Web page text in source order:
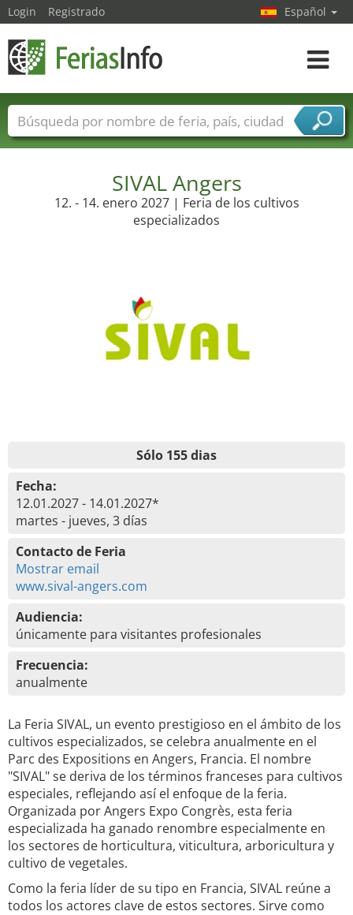
SIVAL Angers
12. - 14. enero 2027 | Feria de los cultivos
especializados
Sólo 155 dias
Fecha:
12.01.2027 - 14.01.2027*
martes - jueves, 3 días
Contacto de Feria
Mostrar email
www.sival-angers.com
Audiencia:
únicamente para visitantes profesionales
Frecuencia:
anualmente
La Feria SIVAL, un evento prestigioso en el ámbito de los
cultivos especializados, se celebra anualmente en el
Parc des Expositions en Angers, Francia. El nombre
"SIVAL" se deriva de los términos franceses para cultivos
especiales, reflejando así el enfoque de la feria.
Organizada por Angers Expo Congrès, esta feria
especializada ha ganado renombre especialmente en
los sectores de horticultura, viticultura, arboricultura y
cultivo de vegetales.
Como la feria líder de su tipo en Francia, SIVAL reúne a
todos los actores clave de estos sectores. Sirve como
Login Registrado Español
toggle
Nombres de ferias Países
Ciudades
Sectores de proveedor de servicios